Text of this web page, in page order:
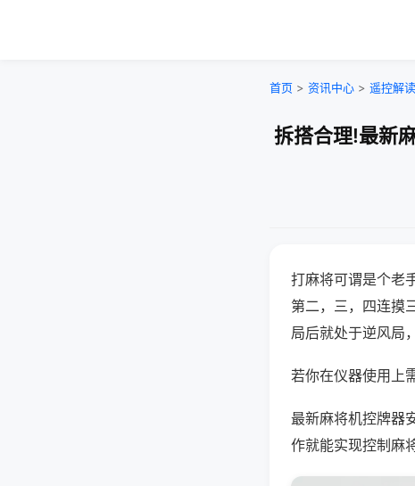
首页 > 资讯中心 > 遥控解读
拆搭合理!最新
打麻将可谓是个老
第二，三，四连摸
局后就处于逆风局
若你在仪器使用上
最新麻将机控牌器
作就能实现控制麻